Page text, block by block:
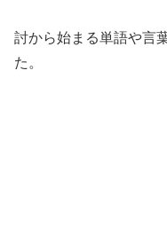
討から始まる単語や言
た。